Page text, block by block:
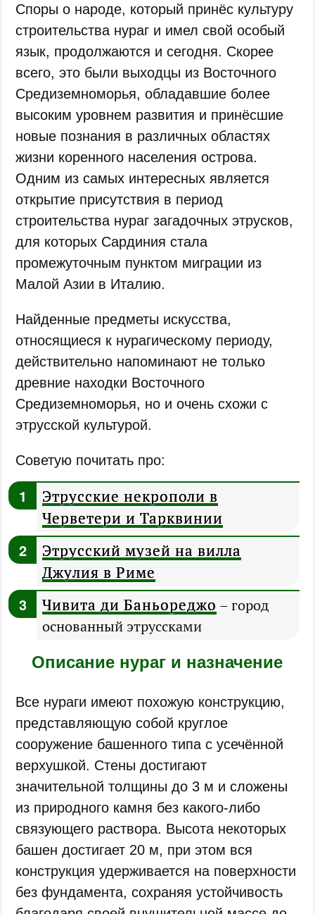
Споры о народе, который принёс культуру
строительства нураг и имел свой особый
язык, продолжаются и сегодня. Скорее
всего, это были выходцы из Восточного
Средиземноморья, обладавшие более
высоким уровнем развития и принёсшие
новые познания в различных областях
жизни коренного населения острова.
Одним из самых интересных является
открытие присутствия в период
строительства нураг загадочных этрусков,
для которых Сардиния стала
промежуточным пунктом миграции из
Малой Азии в Италию.
Найденные предметы искусства,
относящиеся к нурагическому периоду,
действительно напоминают не только
древние находки Восточного
Средиземноморья, но и очень схожи с
этрусской культурой.
Советую почитать про:
Этрусские некрополи в
Черветери и Тарквинии
Этрусский музей на вилла
Джулия в Риме
Чивита ди Баньореджо – город
основанный этруссками
Описание нураг и назначение
Все нураги имеют похожую конструкцию,
представляющую собой круглое
сооружение башенного типа с усечённой
верхушкой. Стены достигают
значительной толщины до 3 м и сложены
из природного камня без какого-либо
связующего раствора. Высота некоторых
башен достигает 20 м, при этом вся
конструкция удерживается на поверхности
без фундамента, сохраняя устойчивость